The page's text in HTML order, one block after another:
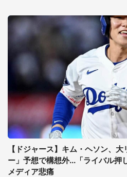
【ドジャース】キム・ヘソン、
ー」予想で構想外...「ライバル押
メディア悲痛